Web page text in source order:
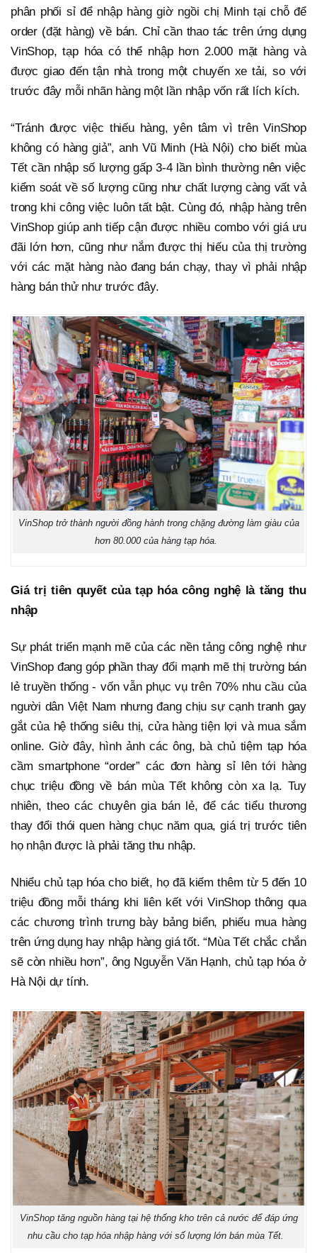
phân phối sỉ để nhập hàng giờ ngồi chị Minh tại chỗ để
order (đặt hàng) về bán. Chỉ cần thao tác trên ứng dụng
VinShop, tạp hóa có thể nhập hơn 2.000 mặt hàng và
được giao đến tận nhà trong một chuyến xe tải, so với
trước đây mỗi nhãn hàng một lần nhập vốn rất lích kích.
“Tránh được việc thiếu hàng, yên tâm vì trên VinShop
không có hàng giả”, anh Vũ Minh (Hà Nội) cho biết mùa
Tết cần nhập số lượng gấp 3-4 lần bình thường nên việc
kiểm soát về số lượng cũng như chất lượng càng vất vả
trong khi công việc luôn tất bật. Cùng đó, nhập hàng trên
VinShop giúp anh tiếp cận được nhiều combo với giá ưu
đãi lớn hơn, cũng như nắm được thị hiếu của thị trường
với các mặt hàng nào đang bán chạy, thay vì phải nhập
hàng bán thử như trước đây.
VinShop trở thành người đồng hành trong chặng đường làm giàu của
hơn 80.000 của hàng tạp hóa.
Giá trị tiên quyết của tạp hóa công nghệ là tăng thu
nhập
Sự phát triển mạnh mẽ của các nền tảng công nghệ như
VinShop đang góp phần thay đổi mạnh mẽ thị trường bán
lẻ truyền thống - vốn vẫn phục vụ trên 70% nhu cầu của
người dân Việt Nam nhưng đang chịu sự cạnh tranh gay
gắt của hệ thống siêu thị, cửa hàng tiện lợi và mua sắm
online. Giờ đây, hình ảnh các ông, bà chủ tiệm tạp hóa
cầm smartphone “order” các đơn hàng sỉ lên tới hàng
chục triệu đồng về bán mùa Tết không còn xa lạ. Tuy
nhiên, theo các chuyên gia bán lẻ, để các tiểu thương
thay đổi thói quen hàng chục năm qua, giá trị trước tiên
họ nhận được là phải tăng thu nhập.
Nhiểu chủ tạp hóa cho biết, họ đã kiếm thêm từ 5 đến 10
triệu đồng mỗi tháng khi liên kết với VinShop thông qua
các chương trình trưng bày bảng biển, phiếu mua hàng
trên ứng dụng hay nhập hàng giá tốt. “Mùa Tết chắc chắn
sẽ còn nhiều hơn”, ông Nguyễn Văn Hạnh, chủ tạp hóa ở
Hà Nội dự tính.
VinShop tăng nguồn hàng tại hệ thống kho trên cả nước để đáp ứng
nhu cầu cho tạp hóa nhập hàng với số lượng lớn bán mùa Tết.